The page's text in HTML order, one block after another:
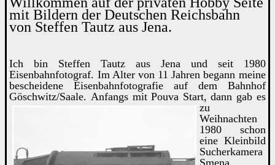
mit Bildern der Deutschen Reichsbahn
von Steffen Tautz aus Jena.
Ich bin Steffen Tautz aus Jena und seit 1980
Eisenbahnfotograf. Im Alter von 11 Jahren begann meine
bescheidene Eisenbahnfotografie auf dem Bahnhof
Göschwitz/Saale. Anfangs mit Pouva Start, dann gab es
zu
Weihnachten
1980 schon
eine Kleinbild
Sucherkamera
Smena